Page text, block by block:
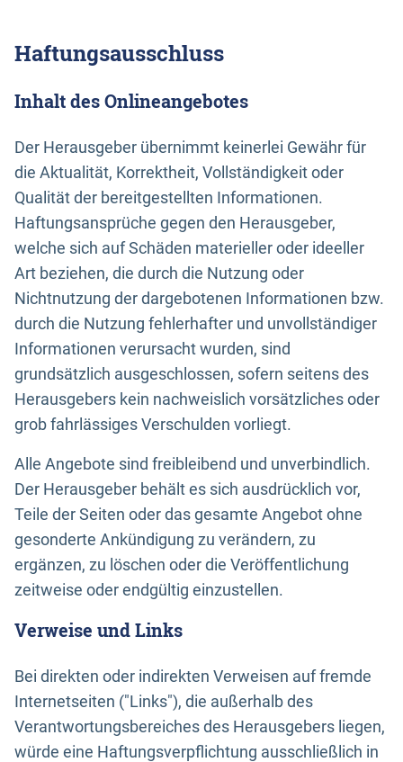
Haftungsausschluss
Inhalt des Onlineangebotes
Der Herausgeber übernimmt keinerlei Gewähr für
die Aktualität, Korrektheit, Vollständigkeit oder
Qualität der bereitgestellten Informationen.
Haftungsansprüche gegen den Herausgeber,
welche sich auf Schäden materieller oder ideeller
Art beziehen, die durch die Nutzung oder
Nichtnutzung der dargebotenen Informationen bzw.
durch die Nutzung fehlerhafter und unvollständiger
Informationen verursacht wurden, sind
grundsätzlich ausgeschlossen, sofern seitens des
Herausgebers kein nachweislich vorsätzliches oder
grob fahrlässiges Verschulden vorliegt.
Alle Angebote sind freibleibend und unverbindlich.
Der Herausgeber behält es sich ausdrücklich vor,
Teile der Seiten oder das gesamte Angebot ohne
gesonderte Ankündigung zu verändern, zu
ergänzen, zu löschen oder die Veröffentlichung
zeitweise oder endgültig einzustellen.
Verweise und Links
Bei direkten oder indirekten Verweisen auf fremde
Internetseiten ("Links"), die außerhalb des
Verantwortungsbereiches des Herausgebers liegen,
würde eine Haftungsverpflichtung ausschließlich in